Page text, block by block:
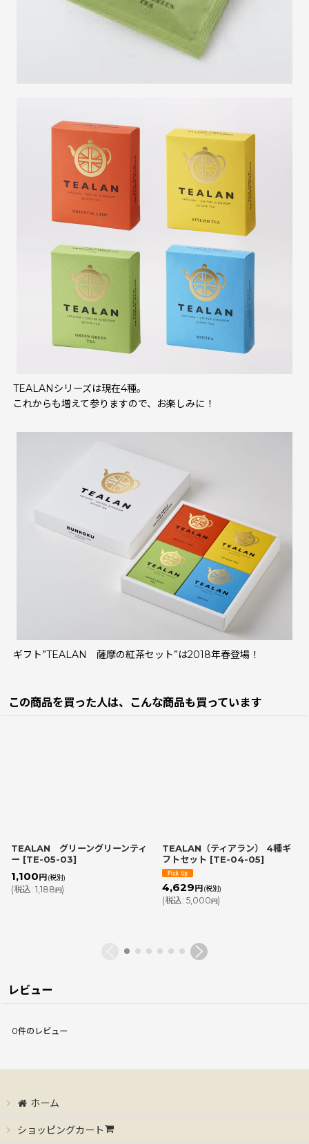
TEALANシリーズは現在4種。
これからも増えて参りますので、お楽しみに！
ギフト”TEALAN 薩摩の紅茶セット”は2018年春登場！
この商品を買った人は、こんな商品も買っています
TEALAN グリーングリーンティ
ー [TE-05-03]
1,100円(税別)
(税込: 1,188円)
TEALAN（ティアラン） 4種ギ
フトセット [TE-04-05]
4,629円(税別)
(税込: 5,000円)
レビュー
0件のレビュー
ホーム
ショッピングカート